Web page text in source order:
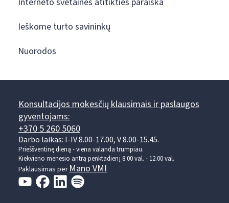
Ieškome turto savininkų
Nuorodos
Konsultacijos mokesčių klausimais ir paslaugos
gyventojams:
+370 5 260 5060
Darbo laikas: I-IV 8.00-17.00, V 8.00-15.45.
Prieššventinę dieną - viena valanda trumpiau.
Kiekvieno mėnesio antrą penktadienį 8.00 val. - 12.00 val.
Paklausimas per Mano VMI